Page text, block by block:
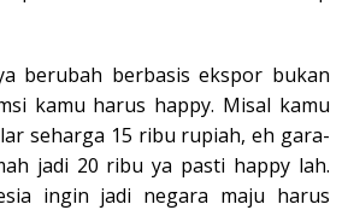
berubah berbasis ekspor bukan
kamu harus happy. Misal kamu
seharga 15 ribu rupiah, eh gara-
jadi 20 ribu ya pasti happy lah.
ingin jadi negara maju harus